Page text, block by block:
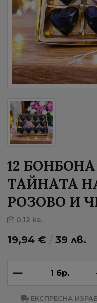
12
ТАЙНАТА
РОЗОВО И
0,12 кг.
19,94 € / 39 лв.
ЕКСПРЕСНА